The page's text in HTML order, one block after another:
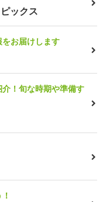
ックス
お届けします
！旬な時期や準備す